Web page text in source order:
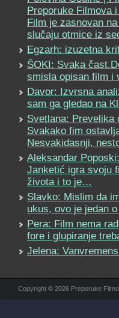
Preporuke Filmova
Film je zasnovan
slučaju otmice iz
Egzarh: izuzetna
ŠOKI: Svaka
smisla opisan film i
Davor: Izvrsna
sam ga gledao na
Svetlana: Prevelika
Svakako fim
Nesvakidasnji,
Aleksandar
Janketić igra svoju
života i to je…
Slavko: Mislim da
ukus, ovo je jedan
Pera: Film nema
fore i glupiranje
Jelena:
Copyright © 2026 Preporuke